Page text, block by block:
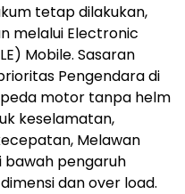
tetap dilakukan,
melalui Electronic
Mobile. Sasaran
Pengendara di
motor tanpa helm
keselamatan,
Melawan
bawah pengaruh
dan over load.